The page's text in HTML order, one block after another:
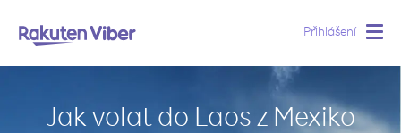
Přihlášení
Jak volat do Laos z Mexiko